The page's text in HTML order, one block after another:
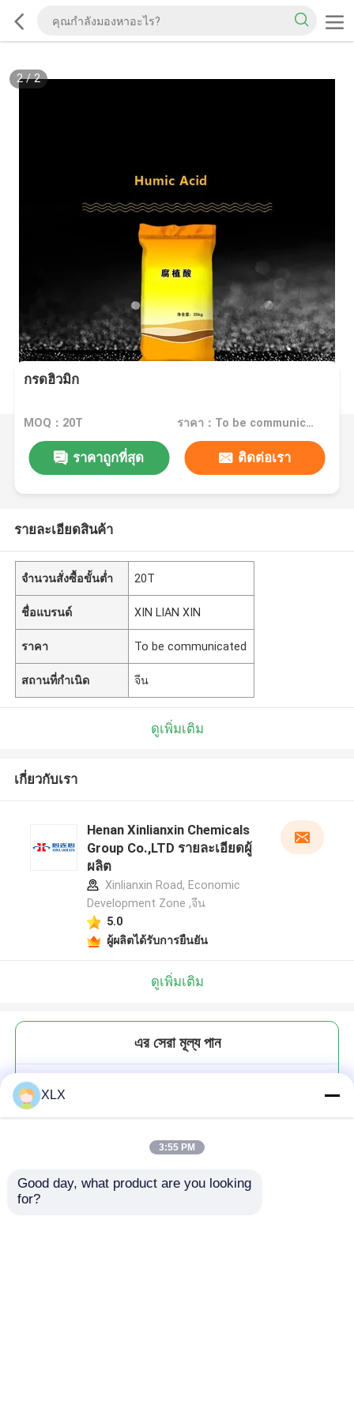
2/2
กรดฮิวมิก
MOQ：20T ราคา：To be communicated
ราคาถูกที่สุด ติดต่อเรา
รายละเอียดสินค้า
จำนวนสั่งซื้อขั้นต่ำ 20T
ชื่อแบรนด์ XIN LIAN XIN
ราคา To be communicated
สถานที่กำเนิด จีน
ดูเพิ่มเติม
เกี่ยวกับเรา
Henan Xinlianxin Chemicals
Group Co.,LTD รายละเอียดผู้
ผลิต
Xinlianxin Road, Economic
Development Zone ,จีน
5.0
ผู้ผลิตได้รับการยืนยัน
ดูเพิ่มเติม
এর সেরা মূল্য পান
XLX
3:55 PM
Good day, what product are you looking
for?